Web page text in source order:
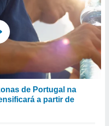
de Portugal na
a partir de